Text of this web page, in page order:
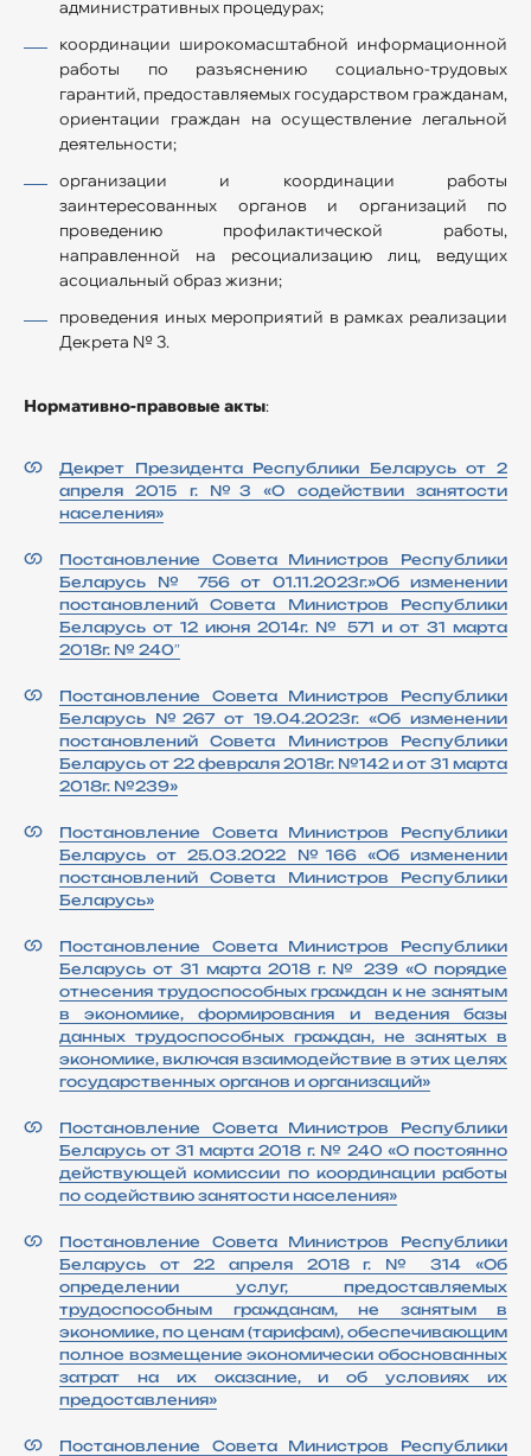
административных процедурах;
координации широкомасштабной информационной
работы по разъяснению социально-трудовых
гарантий, предоставляемых государством гражданам,
ориентации граждан на осуществление легальной
деятельности;
организации и координации работы
заинтересованных органов и организаций по
проведению профилактической работы,
направленной на ресоциализацию лиц, ведущих
асоциальный образ жизни;
проведения иных мероприятий в рамках реализации
Декрета № 3.
Нормативно-правовые акты:
Декрет Президента Республики Беларусь от 2
апреля 2015 г. №3 «О содействии занятости
населения»
Постановление Совета Министров Республики
Беларусь № 756 от 01.11.2023г.»Об изменении
постановлений Совета Министров Республики
Беларусь от 12 июня 2014г. № 571 и от 31 марта
2018г. № 240″
Постановление Совета Министров Республики
Беларусь №267 от 19.04.2023г. «Об изменении
постановлений Совета Министров Республики
Беларусь от 22 февраля 2018г. №142 и от 31 марта
2018г. №239»
Постановление Совета Министров Республики
Беларусь от 25.03.2022 №166 «Об изменении
постановлений Совета Министров Республики
Беларусь»
Постановление Совета Министров Республики
Беларусь от 31 марта 2018 г. № 239 «О порядке
отнесения трудоспособных граждан к не занятым
в экономике, формирования и ведения базы
данных трудоспособных граждан, не занятых в
экономике, включая взаимодействие в этих целях
государственных органов и организаций»
Постановление Совета Министров Республики
Беларусь от 31 марта 2018 г. № 240 «О постоянно
действующей комиссии по координации работы
по содействию занятости населения»
Постановление Совета Министров Республики
Беларусь от 22 апреля 2018 г. № 314 «Об
определении услуг, предоставляемых
трудоспособным гражданам, не занятым в
экономике, по ценам (тарифам), обеспечивающим
полное возмещение экономически обоснованных
затрат на их оказание, и об условиях их
предоставления»
Постановление Совета Министров Республики